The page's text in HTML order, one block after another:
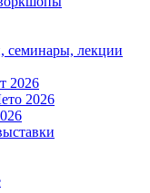
семинары, лекции
2026
2026